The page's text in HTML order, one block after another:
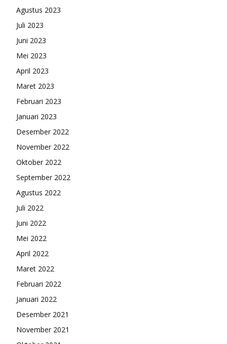
Agustus 2023
Juli 2023
Juni 2023
Mei 2023
April 2023
Maret 2023
Februari 2023
Januari 2023
Desember 2022
November 2022
Oktober 2022
September 2022
Agustus 2022
Juli 2022
Juni 2022
Mei 2022
April 2022
Maret 2022
Februari 2022
Januari 2022
Desember 2021
November 2021